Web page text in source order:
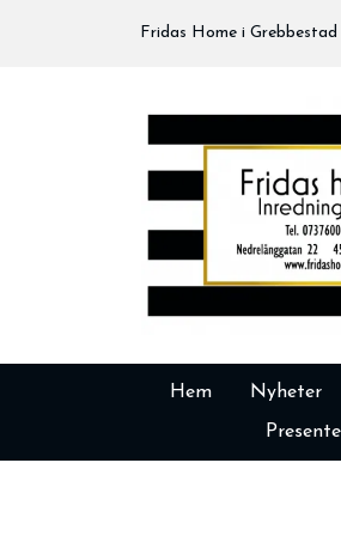
Fridas Home i
Hem Nyheter